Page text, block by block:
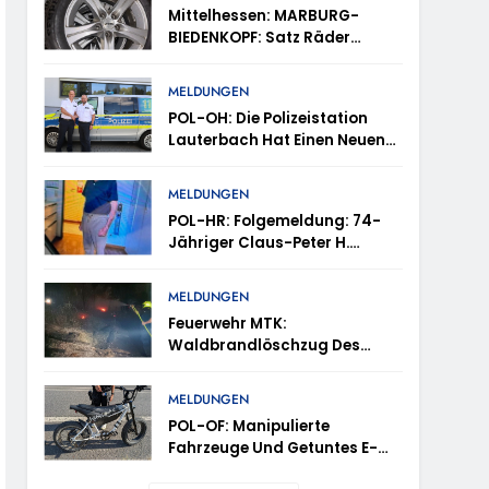
– TRuP-Spezialisten Decken Gleich Mehrere
Vermisst
Und Taunusstein-Seitzenhahn –
Mittelhessen: MARBURG-
BIEDENKOPF: Satz Räder
MELDUNGEN
POL-OH: Die Polizeistation
Lauterbach Hat Einen Neuen
Markus Höfer
MELDUNGEN
POL-HR: Folgemeldung: 74-
Jähriger Claus-Peter H.
Veröffentlichung Eines Fotos
MELDUNGEN
Feuerwehr MTK:
Waldbrandlöschzug Des
Unterstützt Bei Waldbrand Im
Rheingau-Taunus-Kreis –
Rund 45 Einsatzkräfte
Sicherten In Schwierigem
MELDUNGEN
POL-OF: Manipulierte
Fahrzeuge Und Getuntes E-